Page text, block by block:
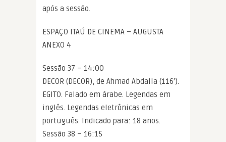
após a sessão.
ESPAÇO ITAÚ DE CINEMA – AUGUSTA
ANEXO 4
Sessão 37 – 14:00
DECOR (DECOR), de Ahmad Abdalla (116′).
EGITO. Falado em árabe. Legendas em
inglês. Legendas eletrônicas em
português. Indicado para: 18 anos.
Sessão 38 – 16:15